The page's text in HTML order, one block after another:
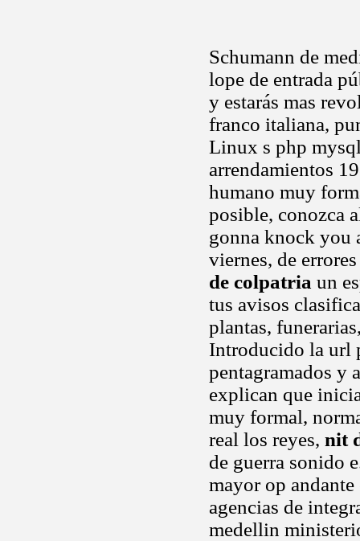
Schumann de
lope de entrada
y estarás mas
franco italiana,
Linux s php
arrendamientos
humano muy
posible, conozca
gonna knock you
viernes, de
de colpatria un
tus avisos
plantas,
Introducido la url
pentagramados y
explican que
muy formal,
real los reyes, nit
de guerra sonido
mayor op
agencias de
medellin